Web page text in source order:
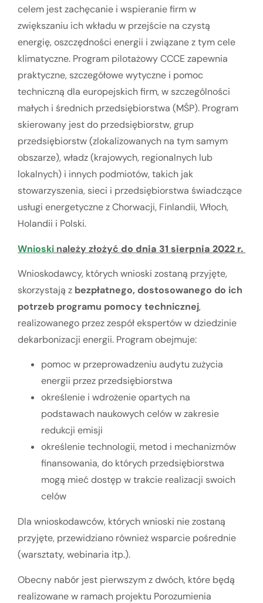
celem jest zachęcanie i wspieranie firm w
zwiększaniu ich wkładu w przejście na czystą
energię, oszczędności energii i związane z tym cele
klimatyczne. Program pilotażowy CCCE zapewnia
praktyczne, szczegółowe wytyczne i pomoc
techniczną dla europejskich firm, w szczególności
małych i średnich przedsiębiorstwa (MŚP). Program
skierowany jest do przedsiębiorstw, grup
przedsiębiorstw (zlokalizowanych na tym samym
obszarze), władz (krajowych, regionalnych lub
lokalnych) i innych podmiotów, takich jak
stowarzyszenia, sieci i przedsiębiorstwa świadczące
usługi energetyczne z Chorwacji, Finlandii, Włoch,
Holandii i Polski.
Wnioski należy złożyć do dnia 31 sierpnia 2022 r.
Wnioskodawcy, których wnioski zostaną przyjęte,
skorzystają z bezpłatnego, dostosowanego do ich
potrzeb programu pomocy technicznej,
realizowanego przez zespół ekspertów w dziedzinie
dekarbonizacji energii. Program obejmuje:
pomoc w przeprowadzeniu audytu zużycia
energii przez przedsiębiorstwa
określenie i wdrożenie opartych na
podstawach naukowych celów w zakresie
redukcji emisji
określenie technologii, metod i mechanizmów
finansowania, do których przedsiębiorstwa
mogą mieć dostęp w trakcie realizacji swoich
celów
Dla wnioskodawców, których wnioski nie zostaną
przyjęte, przewidziano również wsparcie pośrednie
(warsztaty, webinaria itp.).
Obecny nabór jest pierwszym z dwóch, które będą
realizowane w ramach projektu Porozumienia